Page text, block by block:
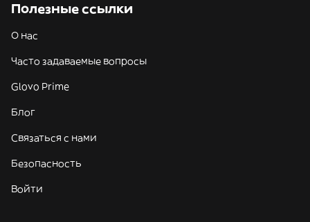
Полезные ссылки
О нас
Часто задаваемые вопросы
Glovo Prime
Блог
Связаться с нами
Безопасность
Войти